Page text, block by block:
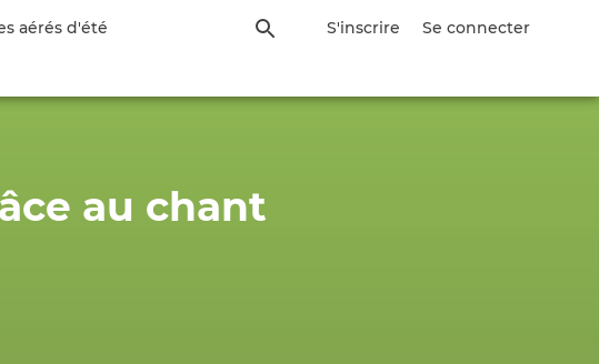
S'inscrire Se connecter
aérés d'été
au chant